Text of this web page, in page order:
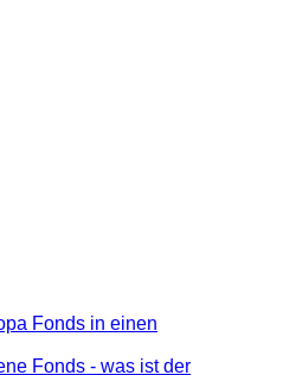
Fonds in einen
Fonds - was ist der